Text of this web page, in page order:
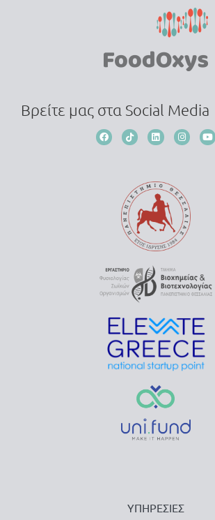
Βρείτε μας στα Social Media
ΥΠΗΡΕΣΙΕΣ